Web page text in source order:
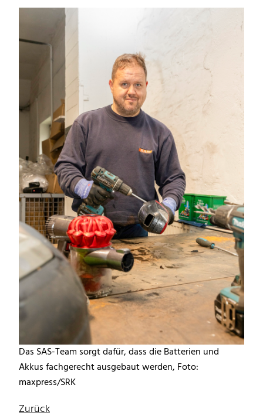
Das SAS-Team sorgt dafür, dass die Batterien und
Akkus fachgerecht ausgebaut werden, Foto:
maxpress/SRK
Zurück